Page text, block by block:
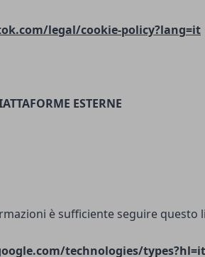
legal/cookie-policy?lang=it
ESTERNE
è sufficiente seguire questo
technologies/types?hl=it